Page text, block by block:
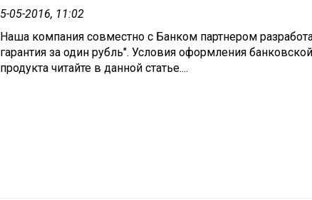
5-05-2016, 11:02
Наша компания совместно с Банком партнером
гарантия за один рубль". Условия оформления
продукта читайте в данной статье....